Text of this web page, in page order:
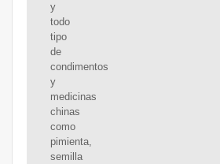
y
todo
tipo
de
condimentos
y
medicinas
chinas
como
pimienta,
semilla